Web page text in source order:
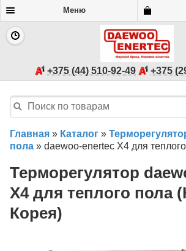
Меню
+375 (44) 510-92-49 +375
Главная » Каталог »
пола » daewoo-enertec X4 для
Терморегулятор
X4 для теплого пола
Корея)